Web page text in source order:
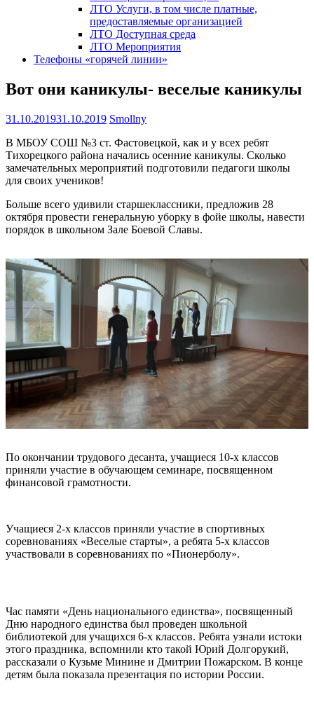
ЛТО Услуги, в том числе платные,
предоставляемые организацией
ЛТО Доступная среда
ЛТО Мероприятия
Телефоны «горячей линии»
Вот они каникулы- веселые каникулы
31.10.201931.10.2019 Smollny
В МБОУ СОШ №3 ст. Фастовецкой, как и у всех ребят
Тихорецкого района начались осенние каникулы. Сколько
замечательных мероприятий подготовили педагоги школы
для своих учеников!
Больше всего удивили старшеклассники, предложив 28
октября провести генеральную уборку в фойе школы, навести
порядок в школьном Зале Боевой Славы.
По окончании трудового десанта, учащиеся 10-х классов
приняли участие в обучающем семинаре, посвященном
финансовой грамотности.
Учащиеся 2-х классов приняли участие в спортивных
соревнованиях «Веселые старты», а ребята 5-х классов
участвовали в соревнованиях по «Пионерболу».
Час памяти «День национального единства», посвященный
Дню народного единства был проведен школьной
библиотекой для учащихся 6-х классов. Ребята узнали истоки
этого праздника, вспомнили кто такой Юрий Долгорукий,
рассказали о Кузьме Минине и Дмитрии Пожарском. В конце
детям была показала презентация по истории России.